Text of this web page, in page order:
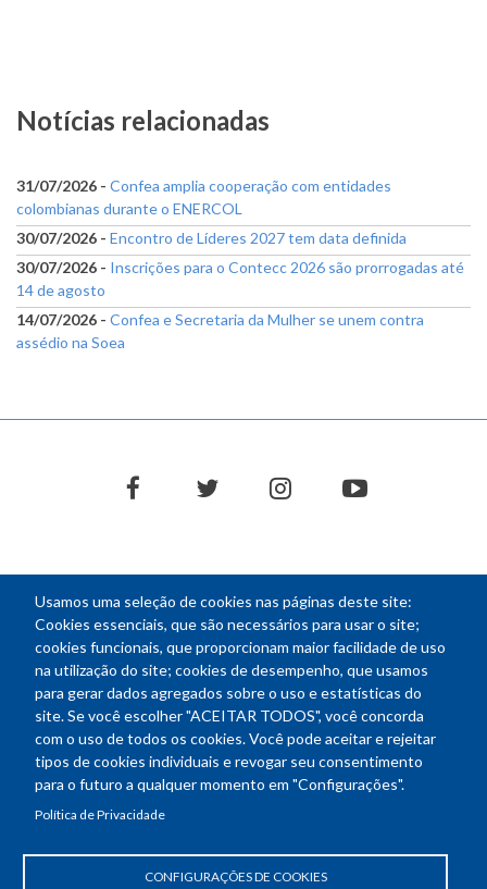
Usamos uma seleção de cookies nas páginas deste site:
Cookies essenciais, que são necessários para usar o site;
cookies funcionais, que proporcionam maior facilidade de uso
na utilização do site; cookies de desempenho, que usamos
para gerar dados agregados sobre o uso e estatísticas do
site. Se você escolher "ACEITAR TODOS", você concorda
com o uso de todos os cookies. Você pode aceitar e rejeitar
tipos de cookies individuais e revogar seu consentimento
para o futuro a qualquer momento em "Configurações".
Política de Privacidade
CONFIGURAÇÕES DE COOKIES
Notícias relacionadas
31/07/2026 - Confea amplia cooperação com entidades
colombianas durante o ENERCOL
30/07/2026 - Encontro de Líderes 2027 tem data definida
30/07/2026 - Inscrições para o Contecc 2026 são prorrogadas até
14 de agosto
14/07/2026 - Confea e Secretaria da Mulher se unem contra
assédio na Soea
facebooktwitter instagramyoutube
NEWSLETTER
Endereço: SEPN 508, Bloco A
70740-541 - Brasília-DF
Horário de funcionamento: das 8h30 às 18h30